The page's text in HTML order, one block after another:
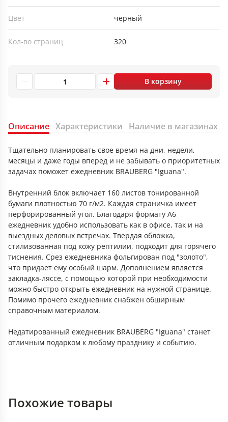
Цвет черный
Кол-во страниц 320
В корзину
Описание Характеристики Наличие в магазинах
Тщательно планировать свое время на дни, недели,
месяцы и даже годы вперед и не забывать о приоритетных
задачах поможет ежедневник BRAUBERG "Iguana".
Внутренний блок включает 160 листов тонированной
бумаги плотностью 70 г/м2. Каждая страничка имеет
перфорированный угол. Благодаря формату А6
ежедневник удобно использовать как в офисе, так и на
выездных деловых встречах. Твердая обложка,
стилизованная под кожу рептилии, подходит для горячего
тиснения. Срез ежедневника фольгирован под "золото",
что придает ему особый шарм. Дополнением является
закладка-ляссе, с помощью которой при необходимости
можно быстро открыть ежедневник на нужной странице.
Помимо прочего ежедневник снабжен обширным
справочным материалом.
Недатированный ежедневник BRAUBERG "Iguana" станет
отличным подарком к любому празднику и событию.
Похожие товары